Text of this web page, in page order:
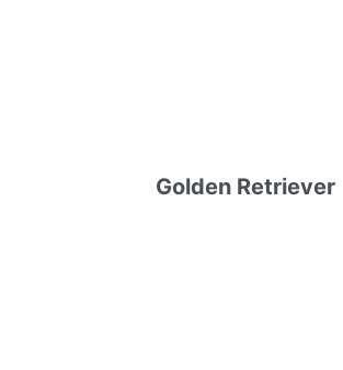
Golden Retriever